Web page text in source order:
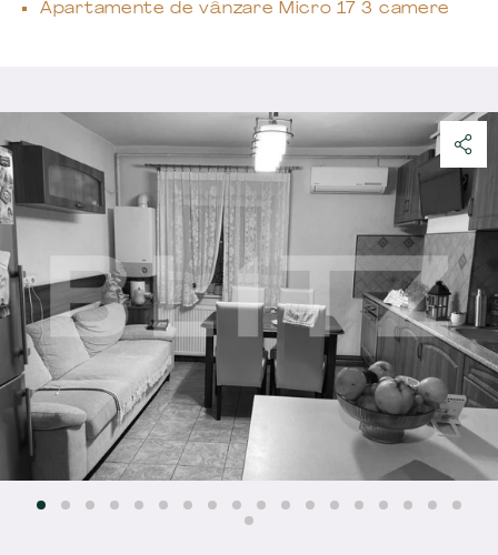
Apartamente de vânzare Micro 17 3 camere